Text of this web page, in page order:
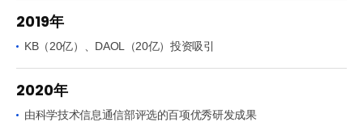
2019年
KB（20亿）、DAOL（20亿）投资吸引
2020年
由科学技术信息通信部评选的百项优秀研发成果